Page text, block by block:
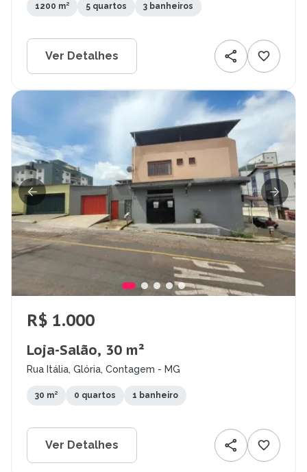
1200 m² 5 quartos 3 banheiros
Ver Detalhes
R$ 1.000
Loja-Salão, 30 m²
Rua Itália, Glória, Contagem - MG
30 m² 0 quartos 1 banheiro
Ver Detalhes